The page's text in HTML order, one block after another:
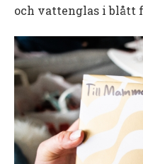
och vattenglas i blått